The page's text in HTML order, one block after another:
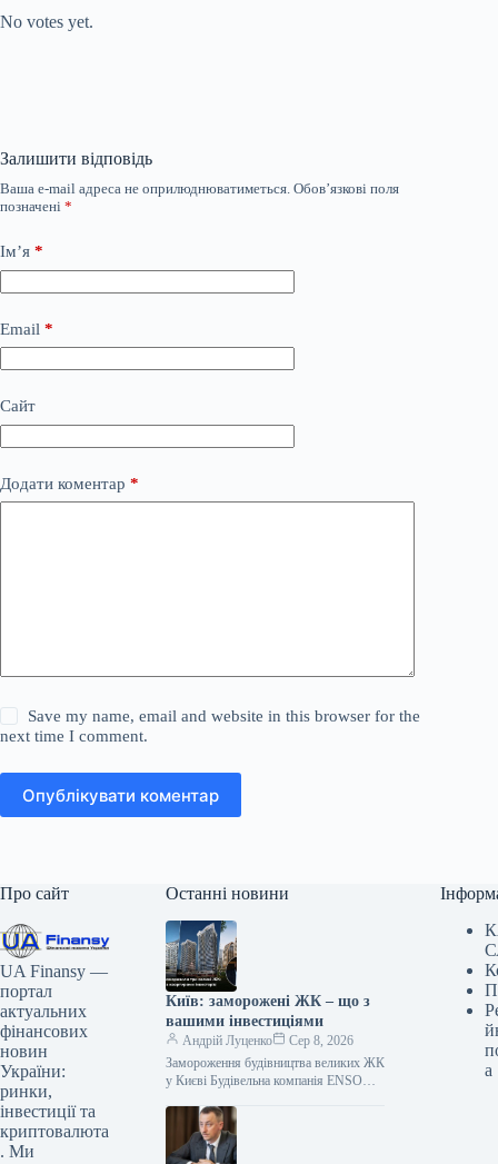
No votes yet.
Залишити відповідь
Ваша e-mail адреса не оприлюднюватиметься. Обов’язкові поля
позначені *
Ім’я *
Email *
Сайт
Додати коментар *
Save my name, email and website in this browser for the
next time I comment.
Опублікувати коментар
Про сайт
UA Finansy —
портал
актуальних
фінансових
новин
України:
ринки,
інвестиції та
криптовалюта
. Ми
Останні новини
Київ: заморожені ЖК – що з
вашими інвестиціями
Андрій Луценко
Сер 8, 2026
Замороження будівництва великих ЖК
у Києві Будівельна компанія ENSO
масштабних житлових комплексах у
Києві: Poetica, Diadans…
а